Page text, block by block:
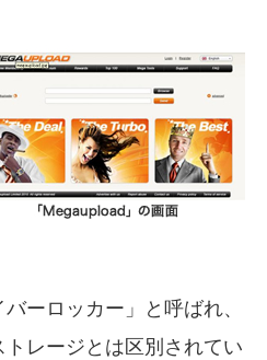
ーロッカー」と呼ばれ、
レージとは区別されてい